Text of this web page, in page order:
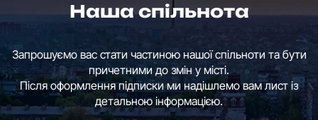
Наша спільнота
Запрошуємо вас стати частиною нашої спільноти та бути
причетними до змін у місті.
Після оформлення підписки ми надішлемо вам лист із
детальною інформацією.